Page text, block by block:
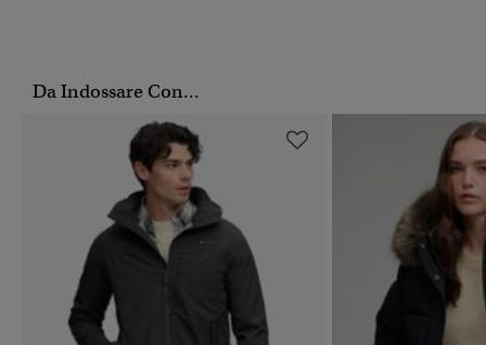
Da Indossare Con...